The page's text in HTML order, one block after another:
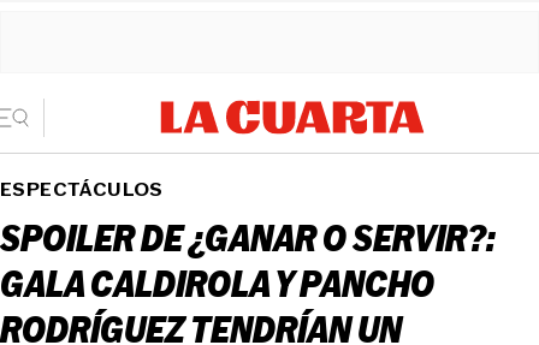
ESPECTÁCULOS
SPOILER DE ¿GANAR O SERVIR?:
GALA CALDIROLA Y PANCHO
RODRÍGUEZ TENDRÍAN UN